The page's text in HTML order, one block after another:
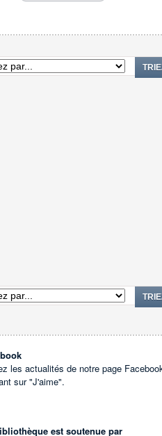
les actualités de notre page
sur "J'aime".
est soutenue par